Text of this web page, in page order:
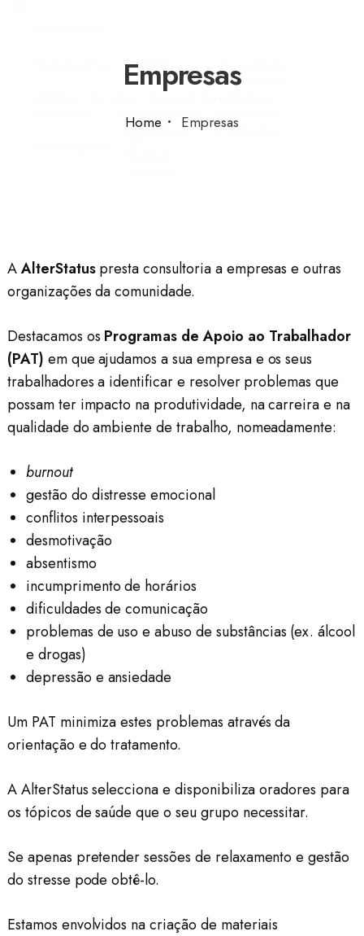
e Formação
Aluguer de salas - Cowork terapêutico
International
and Expats
Contactos
Empresas
Home • Empresas
AAlterStatuspresta consultoria a empresas e outras
organizações da comunidade.
Destacamos os Programas de Apoio ao Trabalhador
(PAT) em que ajudamos a sua empresa e os seus
trabalhadores a identificar e resolver problemas que
possam ter impacto na produtividade, na carreira e na
qualidade do ambiente de trabalho, nomeadamente:
burnout
gestão do distresse emocional
conflitos interpessoais
desmotivação
absentismo
incumprimento de horários
dificuldades de comunicação
problemas de uso e abuso de substâncias (ex. álcool
e drogas)
depressão e ansiedade
Um PAT minimiza estes problemas através da
orientação e do tratamento.
A AlterStatus selecciona e disponibiliza oradores para
os tópicos de saúde que o seu grupo necessitar.
Se apenas pretender sessões de relaxamento e gestão
do stresse pode obtê-lo.
Estamos envolvidos na criação de materiais